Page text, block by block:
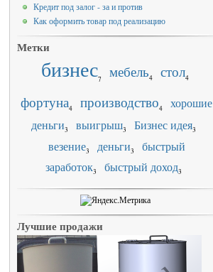
Кредит под залог - за и против
Как оформить товар под реализацию
Метки
бизнес7 мебель4 стол4
фортуна4 производство4
хорошие
деньги3 выигрыш3 Бизнес идея3
везение3 деньги3
быстрый
заработок3 быстрый доход3
Лучшие продажи